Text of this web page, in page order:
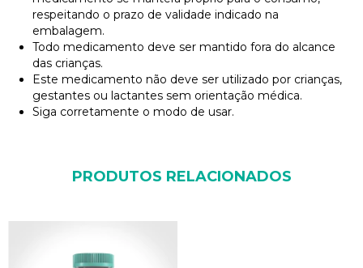
respeitando o prazo de validade indicado na
embalagem.
Todo medicamento deve ser mantido fora do alcance
das crianças.
Este medicamento não deve ser utilizado por crianças,
gestantes ou lactantes sem orientação médica.
Siga corretamente o modo de usar.
PRODUTOS RELACIONADOS